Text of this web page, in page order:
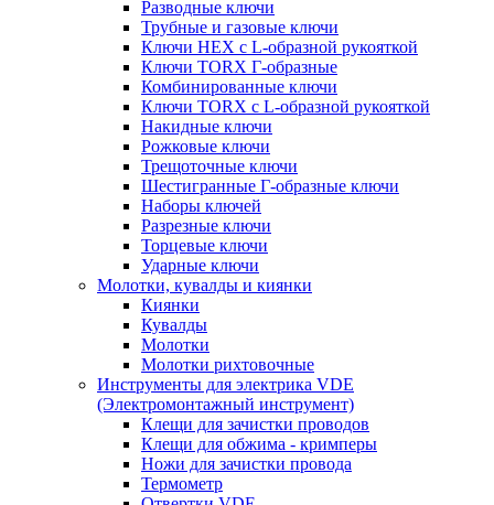
Разводные ключи
Трубные и газовые ключи
Ключи HEX с L-образной рукояткой
Ключи TORX Г-образные
Комбинированные ключи
Ключи TORX с L-образной рукояткой
Накидные ключи
Рожковые ключи
Трещоточные ключи
Шестигранные Г-образные ключи
Наборы ключей
Разрезные ключи
Торцевые ключи
Ударные ключи
Молотки, кувалды и киянки
Киянки
Кувалды
Молотки
Молотки рихтовочные
Инструменты для электрика VDE
(Электромонтажный инструмент)
Клещи для зачистки проводов
Клещи для обжима - кримперы
Ножи для зачистки провода
Термометр